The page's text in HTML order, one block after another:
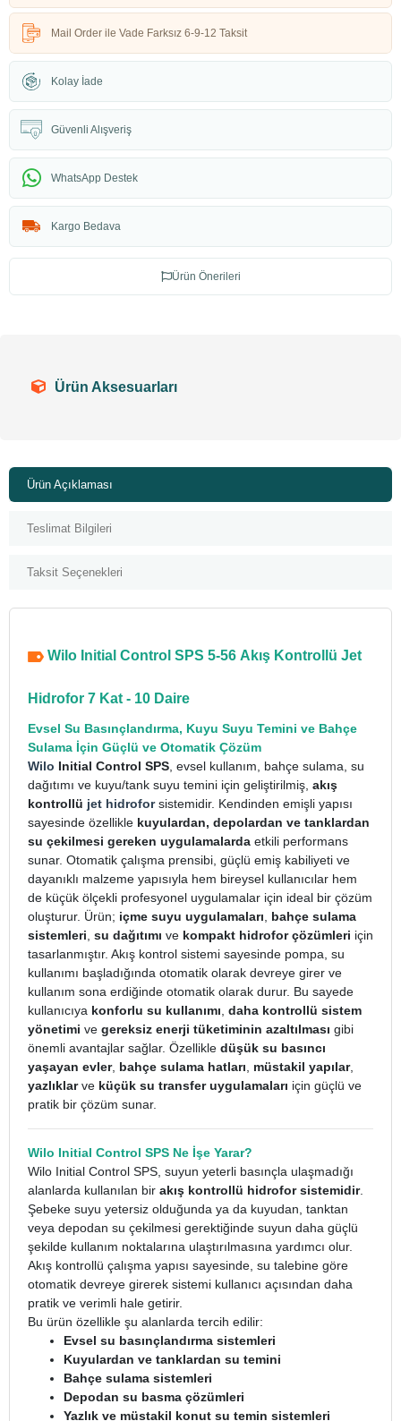
Mail Order ile Vade Farksız 6-9-12 Taksit
Kolay İade
Güvenli Alışveriş
WhatsApp Destek
Kargo Bedava
Ürün Önerileri
Ürün Aksesuarları
Ürün Açıklaması
Teslimat Bilgileri
Taksit Seçenekleri
Wilo Initial Control SPS 5-56 Akış Kontrollü Jet
Hidrofor 7 Kat - 10 Daire
Evsel Su Basınçlandırma, Kuyu Suyu Temini ve Bahçe
Sulama İçin Güçlü ve Otomatik Çözüm
Wilo Initial Control SPS , evsel kullanım, bahçe sulama, su
dağıtımı ve kuyu/tank suyu temini için geliştirilmiş, akış
kontrollü jet hidroforsistemidir. Kendinden emişli yapısı
sayesinde özellikle kuyulardan, depolardan ve tanklardan
su çekilmesi gereken uygulamalarda etkili performans
sunar. Otomatik çalışma prensibi, güçlü emiş kabiliyeti ve
dayanıklı malzeme yapısıyla hem bireysel kullanıcılar hem
de küçük ölçekli profesyonel uygulamalar için ideal bir çözüm
oluşturur. Ürün; içme suyu uygulamaları
bahçe sulama
sistemleri su dağıtımı ve kompakt hidrofor çözümleri için
tasarlanmıştır. Akış kontrol sistemi sayesinde pompa, su
kullanımı başladığında otomatik olarak devreye girer ve
kullanım sona erdiğinde otomatik olarak durur. Bu sayede
kullanıcıya konforlu su kullanımı daha kontrollü sistem
yönetimi ve gereksiz enerji tüketiminin azaltılması gibi
önemli avantajlar sağlar. Özellikle düşük su basıncı
yaşayan evler, bahçe sulama hatları müstakil yapılar,
yazlıklarve küçük su transfer uygulamaları için güçlü ve
pratik bir çözüm sunar.
Wilo Initial Control SPS Ne İşe Yarar?
Wilo Initial Control SPS, suyun yeterli basınçla ulaşmadığı
alanlarda kullanılan bir akış kontrollü hidrofor sistemidir.
Şebeke suyu yetersiz olduğunda ya da kuyudan, tanktan
veya depodan su çekilmesi gerektiğinde suyun daha güçlü
şekilde kullanım noktalarına ulaştırılmasına yardımcı olur.
Akış kontrollü çalışma yapısı sayesinde, su talebine göre
otomatik devreye girerek sistemi kullanıcı açısından daha
pratik ve verimli hale getirir.
Bu ürün özellikle şu alanlarda tercih edilir:
Evsel su basınçlandırma sistemleri
Kuyulardan ve tanklardan su temini
Bahçe sulama sistemleri
Depodan su basma çözümleri
Yazlık ve müstakil konut su temin sistemleri